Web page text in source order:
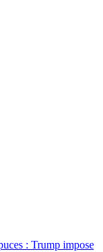
: Trump impose